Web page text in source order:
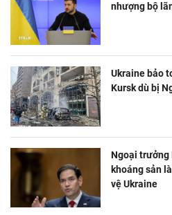
nhượng bộ
Ukraine bảo
Kursk dù bị
Ngoại trưởng
khoáng sản
vệ Ukraine